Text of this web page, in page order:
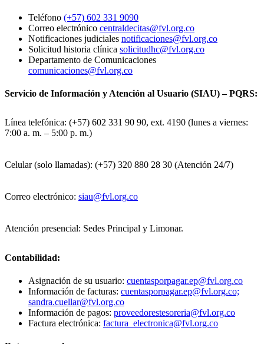
Teléfono (+57) 602 331 9090
Correo electrónico centraldecitas@fvl.org.co
Notificaciones judiciales notificaciones@fvl.org.co
Solicitud historia clínica solicitudhc@fvl.org.co
Departamento de Comunicaciones
comunicaciones@fvl.org.co
Servicio de Información y Atención al Usuario (SIAU) – PQRS:
Línea telefónica: (+57) 602 331 90 90, ext. 4190 (lunes a viernes:
7:00 a. m. – 5:00 p. m.)
Celular (solo llamadas): (+57) 320 880 28 30 (Atención 24/7)
Correo electrónico: siau@fvl.org.co
Atención presencial: Sedes Principal y Limonar.
Contabilidad:
Asignación de su usuario: cuentasporpagar.ep@fvl.org.co
Información de facturas: cuentasporpagar.ep@fvl.org.co;
sandra.cuellar@fvl.org.co
Información de pagos: proveedorestesoreria@fvl.org.co
Factura electrónica: factura_electronica@fvl.org.co